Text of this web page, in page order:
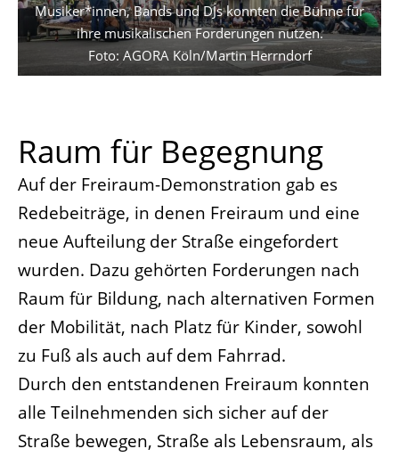
Musiker*innen, Bands und DJs konnten die Bühne für
ihre musikalischen Forderungen nutzen.
Foto: AGORA Köln/Martin Herrndorf
Raum für Begegnung
Auf der Freiraum-Demonstration gab es
Redebeiträge, in denen Freiraum und eine
neue Aufteilung der Straße eingefordert
wurden. Dazu gehörten Forderungen nach
Raum für Bildung, nach alternativen Formen
der Mobilität, nach Platz für Kinder, sowohl
zu Fuß als auch auf dem Fahrrad.
Durch den entstandenen Freiraum konnten
alle Teilnehmenden sich sicher auf der
Straße bewegen, Straße als Lebensraum, als